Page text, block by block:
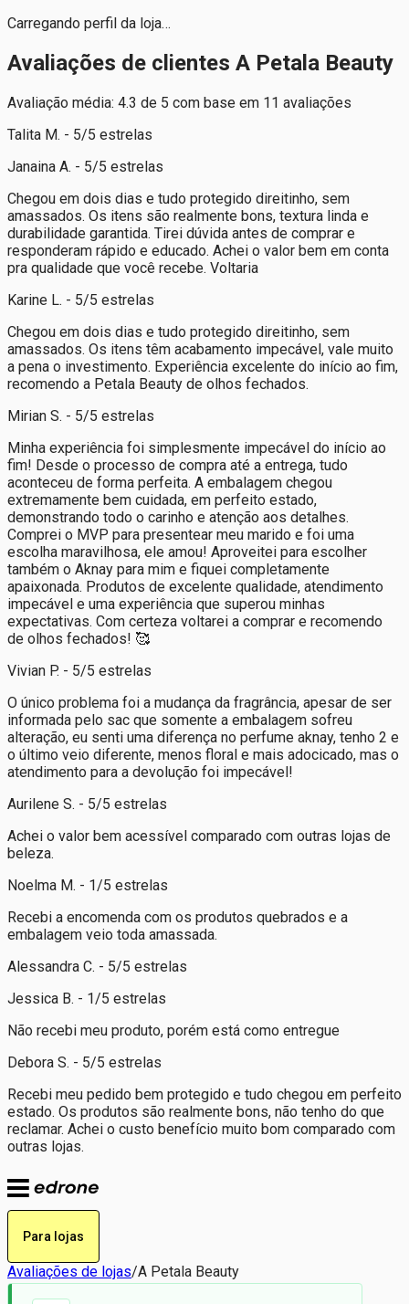
Carregando perfil da loja…
Avaliações de clientes A Petala Beauty
Avaliação média: 4.3 de 5 com base em 11 avaliações
Talita M. - 5/5 estrelas
Janaina A. - 5/5 estrelas
Chegou em dois dias e tudo protegido direitinho, sem
amassados. Os itens são realmente bons, textura linda e
durabilidade garantida. Tirei dúvida antes de comprar e
responderam rápido e educado. Achei o valor bem em conta
pra qualidade que você recebe. Voltaria
Karine L. - 5/5 estrelas
Chegou em dois dias e tudo protegido direitinho, sem
amassados. Os itens têm acabamento impecável, vale muito
a pena o investimento. Experiência excelente do início ao fim,
recomendo a Petala Beauty de olhos fechados.
Mirian S. - 5/5 estrelas
Minha experiência foi simplesmente impecável do início ao
fim! Desde o processo de compra até a entrega, tudo
aconteceu de forma perfeita. A embalagem chegou
extremamente bem cuidada, em perfeito estado,
demonstrando todo o carinho e atenção aos detalhes.
Comprei o MVP para presentear meu marido e foi uma
escolha maravilhosa, ele amou! Aproveitei para escolher
também o Aknay para mim e fiquei completamente
apaixonada. Produtos de excelente qualidade, atendimento
impecável e uma experiência que superou minhas
expectativas. Com certeza voltarei a comprar e recomendo
de olhos fechados! 🥰
Vivian P. - 5/5 estrelas
O único problema foi a mudança da fragrância, apesar de ser
informada pelo sac que somente a embalagem sofreu
alteração, eu senti uma diferença no perfume aknay, tenho 2 e
o último veio diferente, menos floral e mais adocicado, mas o
atendimento para a devolução foi impecável!
Aurilene S. - 5/5 estrelas
Achei o valor bem acessível comparado com outras lojas de
beleza.
Noelma M. - 1/5 estrelas
Recebi a encomenda com os produtos quebrados e a
embalagem veio toda amassada.
Alessandra C. - 5/5 estrelas
Jessica B. - 1/5 estrelas
Não recebi meu produto, porém está como entregue
Debora S. - 5/5 estrelas
Recebi meu pedido bem protegido e tudo chegou em perfeito
estado. Os produtos são realmente bons, não tenho do que
reclamar. Achei o custo benefício muito bom comparado com
outras lojas.
Para lojas
Avaliações de lojas/A Petala Beauty